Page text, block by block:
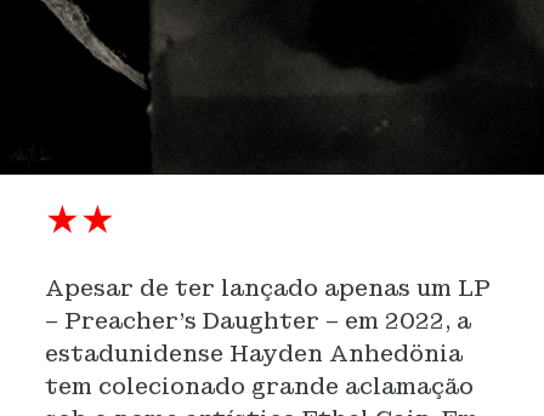
★★
Apesar de ter lançado apenas um LP
– Preacher’s Daughter – em 2022, a
estadunidense Hayden Anhedönia
tem colecionado grande aclamação